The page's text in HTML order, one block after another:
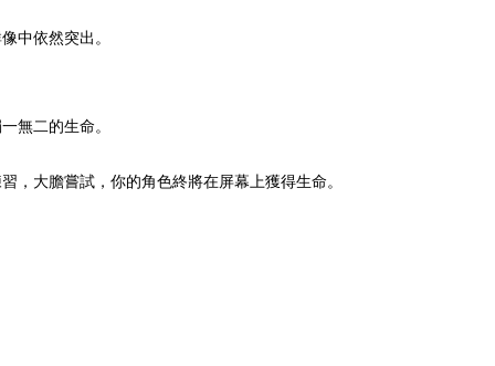
中依然突出。
無二的生命。
，大膽嘗試，你的角色終將在屏幕上獲得生命。